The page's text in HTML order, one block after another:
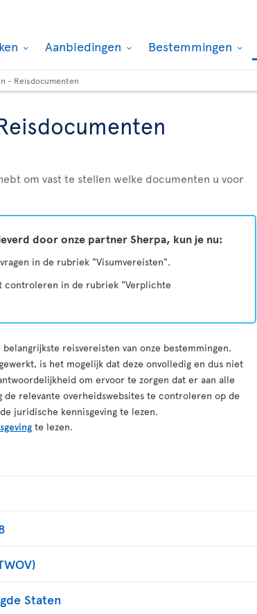
Aanbiedingen Bestemmingen
- Reisdocumenten
om vast te stellen welke documenten u voor
door onze partner Sherpa, kun je nu:
in de rubriek "Visumvereisten".
controleren in de rubriek "Verplichte
reisvereisten van onze bestemmingen.
is het mogelijk dat deze onvolledig en dus niet
om ervoor te zorgen dat er aan alle
relevante overheidswebsites te controleren op de
juridische kennisgeving te lezen.
te lezen.
Staten